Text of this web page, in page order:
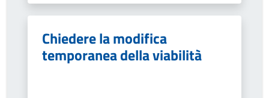
Chiedere la modifica
temporanea della viabilità